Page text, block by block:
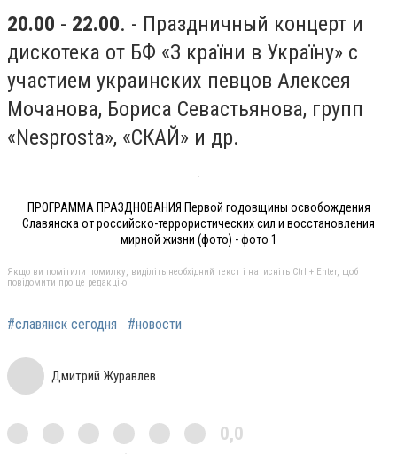
20.00 - 22.00. - Праздничный концерт и
дискотека от БФ «З країни в Україну» с
участием украинских певцов Алексея
Мочанова, Бориса Севастьянова, групп
«Nesprosta», «СКАЙ» и др.
ПРОГРАММА ПРАЗДНОВАНИЯ Первой годовщины освобождения
Славянска от российско-террористических сил и восстановления
мирной жизни (фото) - фото 1
Якщо ви помітили помилку, виділіть необхідний текст і натисніть Ctrl + Enter, щоб
повідомити про це редакцію
#славянск сегодня #новости
Дмитрий Журавлев
0,0